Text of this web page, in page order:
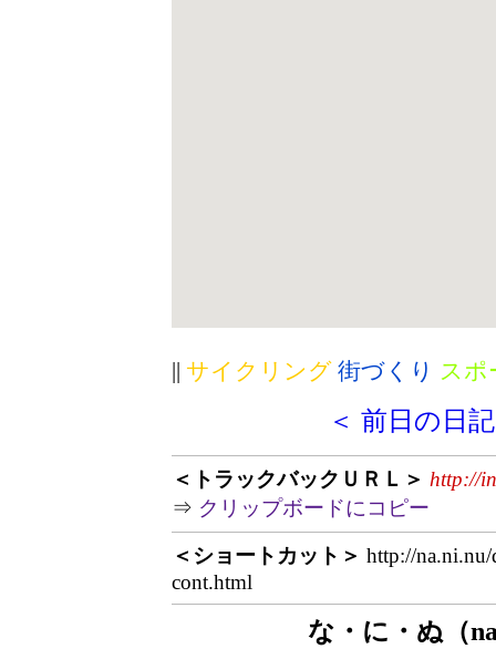
|| サイクリング 街づくり スポ
＜ 前日の日記
＜トラックバックＵＲＬ＞ http://
⇒ クリップボードにコピー
＜ショートカット＞ http://
cont.html
な・に・ぬ（